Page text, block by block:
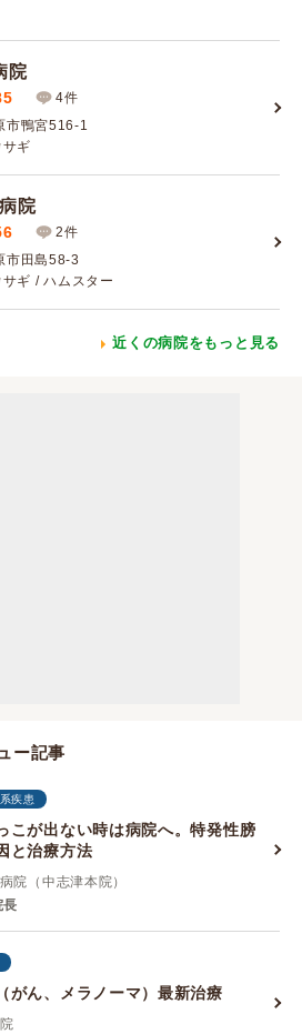
院
4件
市鴨宮516-1
ギ
院
2件
市田島58-3
ギ / ハムスター
近くの病院をもっと見る
ー記事
疾患
こが出ない時は病院へ。特発性膀
と治療方法
院（中志津本院）
長
がん、メラノーマ）最新治療